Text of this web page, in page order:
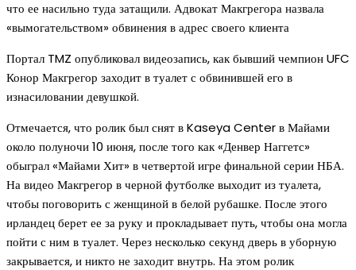
что ее насильно туда затащили. Адвокат Макгрегора назвала
«вымогательством» обвинения в адрес своего клиента
Портал TMZ опубликовал видеозапись, как бывший чемпион UFC
Конор Макгрегор заходит в туалет с обвинившей его в
изнасиловании девушкой.
Отмечается, что ролик был снят в Kaseya Center в Майами
около полуночи 10 июня, после того как «Денвер Наггетс»
обыграл «Майами Хит» в четвертой игре финальной серии НБА.
На видео Макгрегор в черной футболке выходит из туалета,
чтобы поговорить с женщиной в белой рубашке. После этого
ирландец берет ее за руку и прокладывает путь, чтобы она могла
пойти с ним в туалет. Через несколько секунд дверь в уборную
закрывается, и никто не заходит внутрь. На этом ролик